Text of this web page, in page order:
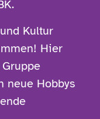
Kultur
Hier
neue Hobbys